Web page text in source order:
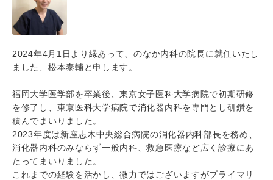
2024年4月1日より縁あって、のなか内科の院長に就任いたし
ました、松本泰輔と申します。
福岡大学医学部を卒業後、東京女子医科大学病院で初期研修
を修了し、東京医科大学病院で消化器内科を専門とし研鑽を
積んでまいりました。
2023年度は新座志木中央総合病院の消化器内科部長を務め、
消化器内科のみならず一般内科、救急医療など広く診療にあ
たってまいりました。
これまでの経験を活かし、微力ではございますがプライマリ